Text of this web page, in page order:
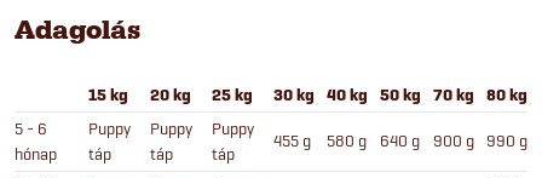
Adagolás
15 kg 20 kg 25 kg 30 kg 40 kg 50 kg 70 kg 80 kg
5 - 6
hónap
Puppy
táp
Puppy
táp
Puppy
táp
455 g 580 g 640 g 900 g 990 g